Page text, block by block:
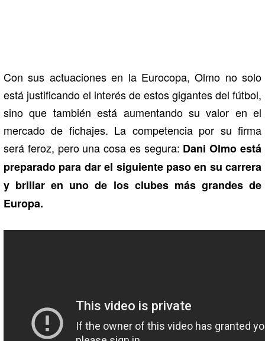
Con sus actuaciones en la Eurocopa, Olmo no solo
está justificando el interés de estos gigantes del fútbol,
sino que también está aumentando su valor en el
mercado de fichajes. La competencia por su firma
será feroz, pero una cosa es segura: Dani Olmo está
preparado para dar el siguiente paso en su carrera
y brillar en uno de los clubes más grandes de
Europa.